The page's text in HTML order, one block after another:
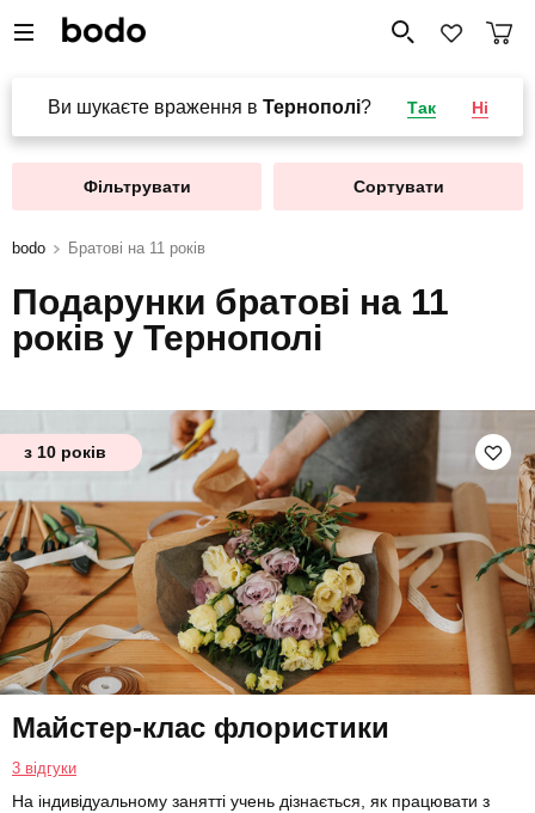
Ви шукаєте враження в Тернополі? Так Ні
Фільтрувати Сортувати
bodo Братові на 11 років
Подарунки братові на 11
років у Тернополі
з 10 років
Майстер-клас флористики
3 відгуки
На індивідуальному занятті учень дізнається, як працювати з